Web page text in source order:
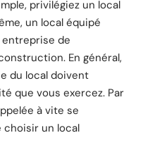
privilégiez un local
un local équipé
de
En général,
du local doivent
que vous exercez. Par
à vite se
choisir un local